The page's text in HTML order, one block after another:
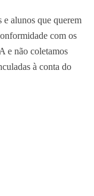
e alunos que querem
com os
e não coletamos
à conta do